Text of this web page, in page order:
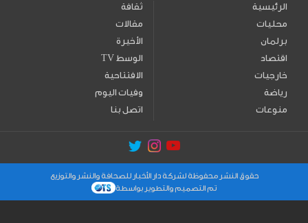
الرئيسية
محليات
برلمان
اقتصاد
خارجيات
رياضة
منوعات
ثقافة
مقالات
الأخيرة
TV الوسط
الافتتاحية
وفيات اليوم
اتصل بنا
حقوق النشر محفوظة لشركة دار الأخبار للصحافة والنشر والتوزيع
تم التصميم والتطوير بواسطة